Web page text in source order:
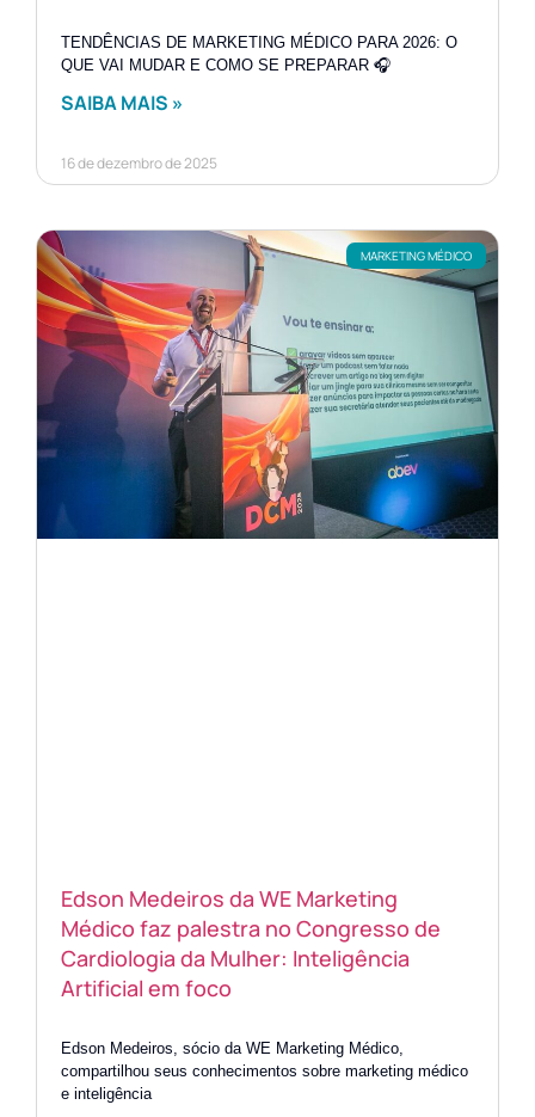
TENDÊNCIAS DE MARKETING MÉDICO PARA 2026: O
QUE VAI MUDAR E COMO SE PREPARAR 🎧
SAIBA MAIS »
16 de dezembro de 2025
MARKETING MÉDICO
Edson Medeiros da WE Marketing
Médico faz palestra no Congresso de
Cardiologia da Mulher: Inteligência
Artificial em foco
Edson Medeiros, sócio da WE Marketing Médico,
compartilhou seus conhecimentos sobre marketing médico
e inteligência